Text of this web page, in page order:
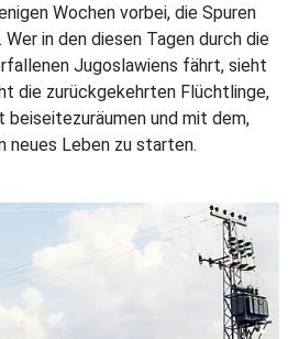
Wochen vorbei, die Spuren
in den diesen Tagen durch die
Jugoslawiens fährt, sieht
die zurückgekehrten Flüchtlinge,
beiseitezuräumen und mit dem,
neues Leben zu starten.